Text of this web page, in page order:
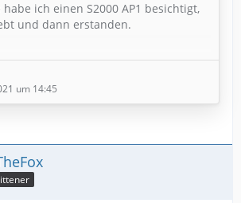
ich einen S2000 AP1 besichtigt,
und dann erstanden.
03/2001 (ein Youngtimer!) mit
Hand, vollkommen unverbastelt
nie im Winter gefahren und er
(Bilder folgen).
verwendet. Diese kann
hilfreich sein. Bitte zögert nicht, sie
zu…
um 14:45